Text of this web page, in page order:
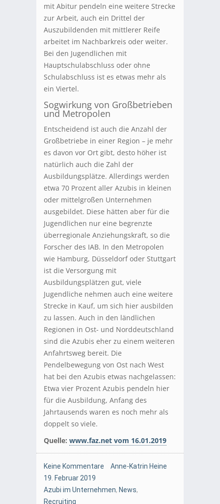
mit Abitur pendeln eine weitere Strecke
zur Arbeit, auch ein Drittel der
Auszubildenden mit mittlerer Reife
arbeitet im Nachbarkreis oder weiter.
Bei den Jugendlichen mit
Hauptschulabschluss oder ohne
Schulabschluss ist es etwas mehr als
ein Viertel.
Sogwirkung von Großbetrieben
und Metropolen
Entscheidend ist auch die Anzahl der
Großbetriebe in einer Region – je mehr
es davon vor Ort gibt, desto höher ist
natürlich auch die Zahl der
Ausbildungsplätze. Allerdings werden
etwa 70 Prozent aller Azubis in kleinen
oder mittelgroßen Unternehmen
ausgebildet. Diese hätten aber für die
Jugendlichen nur eine begrenzte
überregionale Anziehungskraft, so die
Forscher des IAB. In den Metropolen
wie Hamburg, Düsseldorf oder Stuttgart
ist die Versorgung mit
Ausbildungsplätzen gut, viele
Jugendliche nehmen auch eine weitere
Strecke in Kauf, um sich hier ausbilden
zu lassen. Auch in den ländlichen
Regionen in Ost- und Norddeutschland
sind die Azubis eher zu einem weiteren
Anfahrtsweg bereit. Die
Pendelbewegung von Ost nach West
hat bei den Azubis etwas nachgelassen:
Etwa vier Prozent Azubis pendeln hier
für die Ausbildung, Anfang des
Jahrtausends waren es noch mehr als
doppelt so viele.
Quelle: www.faz.net vom 16.01.2019
Keine Kommentare
Anne-Katrin Heine
19. Februar 2019
Azubi im Unternehmen, News,
Recruiting